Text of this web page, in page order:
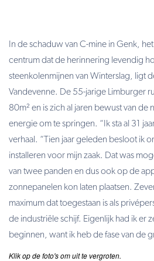
In de schaduw van C-mine in Genk,
centrum dat de herinnering levendig
steenkolenmijnen van Winterslag, ligt
Vandevenne. De 55-jarige Limburger
80m² en is zich al jaren bewust van de
energie om te springen. “Ik sta al 31
verhaal. “Tien jaar geleden besloot ik
installeren voor mijn zaak. Dat was
van twee panden en dus ook op de
zonnepanelen kon laten plaatsen.
maximum dat toegestaan is als
de industriële schijf. Eigenlijk had ik er
beginnen, want ik heb de fase van de
Klik op de foto's om uit te vergroten.